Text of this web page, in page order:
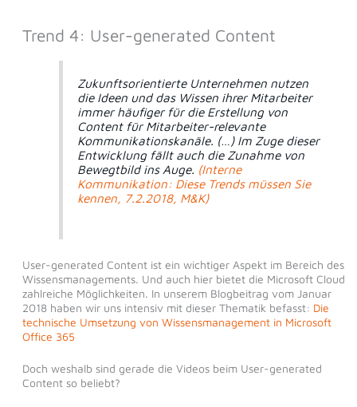
Trend 4: User-generated Content
Zukunftsorientierte Unternehmen nutzen
die Ideen und das Wissen ihrer Mitarbeiter
immer häufiger für die Erstellung von
Content für Mitarbeiter-relevante
Kommunikationskanäle. (…) Im Zuge dieser
Entwicklung fällt auch die Zunahme von
Bewegtbild ins Auge. (Interne
Kommunikation: Diese Trends müssen Sie
kennen, 7.2.2018, M&K)
User-generated Content ist ein wichtiger Aspekt im Bereich des
Wissensmanagements. Und auch hier bietet die Microsoft Cloud
zahlreiche Möglichkeiten. In unserem Blogbeitrag vom Januar
2018 haben wir uns intensiv mit dieser Thematik befasst: Die
technische Umsetzung von Wissensmanagement in Microsoft
Office 365
Doch weshalb sind gerade die Videos beim User-generated
Content so beliebt?